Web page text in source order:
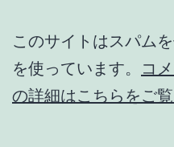
このサイトはスパム
を使っています。
コ
の詳細はこちらをご